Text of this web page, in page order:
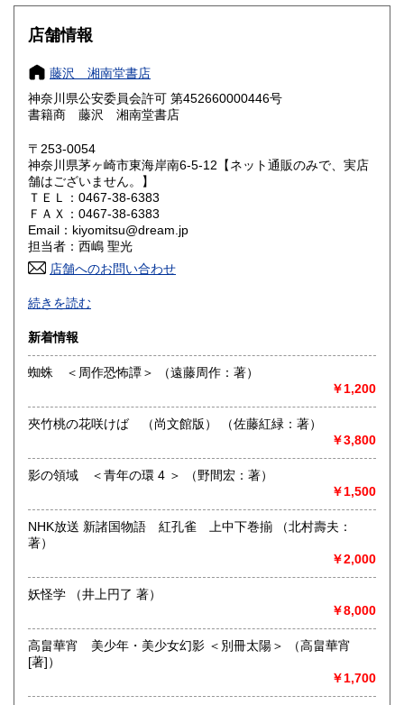
大阪府
奈良県
鳥取県 990円 島根県
岡山県
山口県 1,100円
香川県 1,100円
高知県 1,100円
佐賀県
熊本県
宮崎県 1,210円 鹿児島県
1,914円
店舗情報
藤沢 湘南堂書店
神奈川県公安委員会許可 第452660000446号
書籍商 藤沢 湘南堂書店
〒253-0054
神奈川県茅ヶ崎市東海岸南6-5-12【ネット通販のみで、実店
舗はございません。】
ＴＥＬ：0467-38-6383
ＦＡＸ：0467-38-6383
Email：kiyomitsu@dream.jp
担当者：西嶋 聖光
店舗へのお問い合わせ
良書・古書とサブカルチャーの陰と陽。国史・軍事・宗教・
文芸・芸能・美術・工芸・趣味書より、CD・DVD・古書漫
の新旧書籍とおもちゃ混在乱舞のちらし寿司書店。江戸のト
ッピングもあります。
最寄駅：茅ヶ崎駅
営業時間：平日・祝日:9:00～15:00 土日:休日【※7月23日
(木)は臨時休業日とさせて頂きます。 ご不便をお掛けいたし
まして誠に申し訳ございません。】
定休日：土曜日・日曜日
書籍の買取について
-
取り扱い分野
哲学宗教、歴史、美術工芸、趣味、サブカルチャー
続きを読む
新着情報
蜘蛛 ＜周作恐怖譚＞ （遠藤周作：著）
￥1,200
夾竹桃の花咲けば （尚文館版） （佐藤紅緑：著）
￥3,800
影の領域 ＜青年の環 4 ＞ （野間宏：著）
￥1,500
NHK放送 新諸国物語 紅孔雀 上中下巻揃 （北村壽夫：
著）
￥2,000
妖怪学 （井上円了 著）
￥8,000
高畠華宵 美少年・美少女幻影 ＜別冊太陽＞ （高畠華宵
[著]）
￥1,700